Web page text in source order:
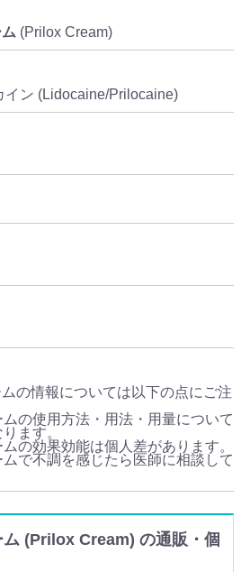
(Prilox Cream)
イン (Lidocaine/Prilocaine)
の情報については以下の点にご注
の使用方法・用法・用量について
ます。
の効果効能は個人差があります。
で不調を感じたら医師に相談して
(Prilox Cream) の通販・個